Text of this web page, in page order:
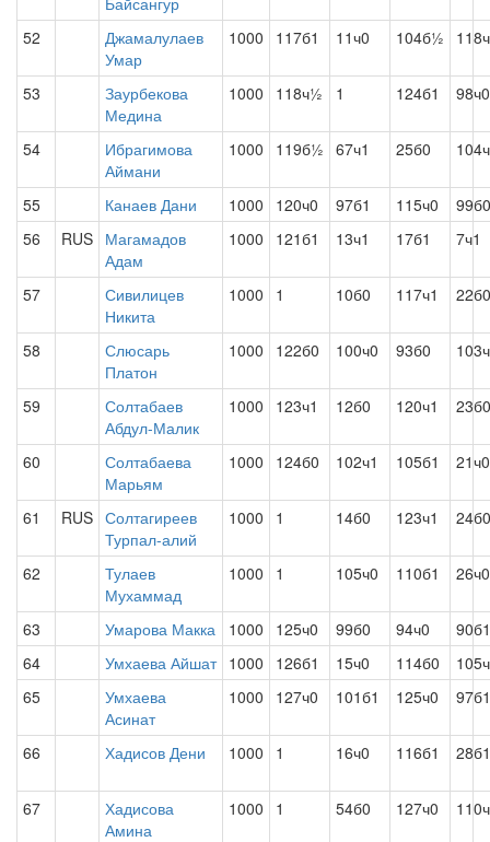
52
Джамалулаев
Умар
1000 117б1 11ч0 104б½
53
Заурбекова
Медина
1000 118ч½ 1 124б1 98ч0
54
Ибрагимова
Аймани
1000 119б½ 67ч1 25б0
55 Канаев Дани 1000 120ч0 97б1 115ч0
99б0
56
RUS Магамадов
Адам
1000 121б1 13ч1 17б1 7ч1
57
Сивилицев
Никита
1000 1 10б0 117ч1 22б0
58
Слюсарь
Платон
1000 122б0 100ч0 93б0
59
Солтабаев
Абдул-Малик
1000 123ч1 12б0 120ч1 23б0
60
Солтабаева
Марьям
1000 124б0 102ч1 105б1 21ч0
61 RUS Солтагиреев
Турпал-алий
1000 1 14б0 123ч1 24б0
62
Тулаев
Мухаммад
1000 1 105ч0 110б1 26ч0
63 Умарова Макка 1000 125ч0 99б0 94ч0
90б1
64
Умхаева Айшат 1000 126б1 15ч0 114б0
65
Умхаева
Асинат
1000 127ч0 101б1 125ч0 97б1
66 Хадисов Дени 1000 1 16ч0 116б1 28б1
67
Хадисова
Амина
1000 1 54б0 127ч0